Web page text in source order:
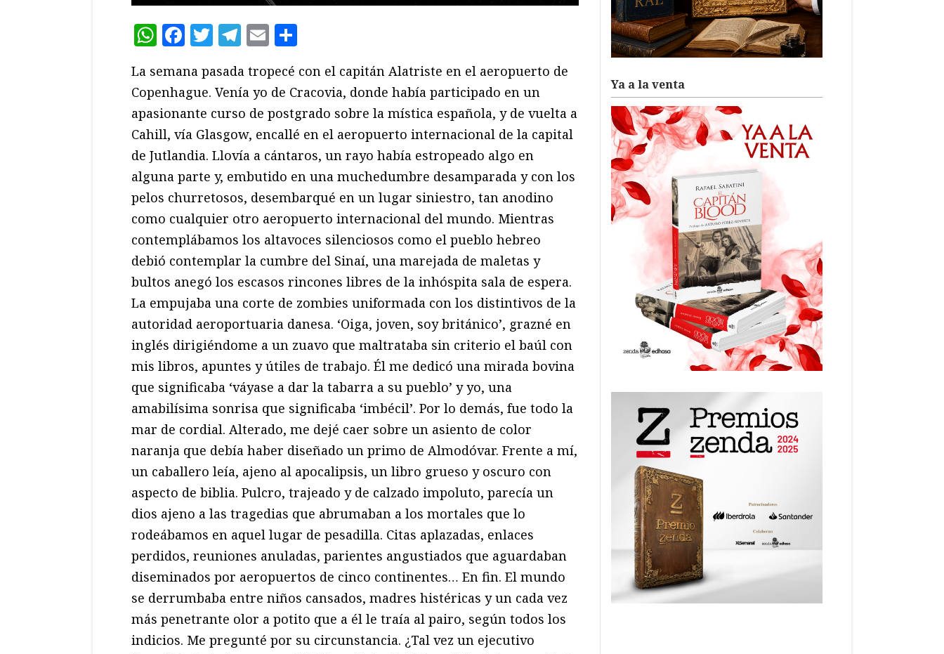
WhatsApp
Facebook
Twitter
Telegram
Email
La semana pasada tropecé con el capitán Alatriste en el aeropuerto de
Copenhague. Venía yo de Cracovia, donde había participado en un
apasionante curso de postgrado sobre la mística española, y de vuelta a
Cahill, vía Glasgow, encallé en el aeropuerto internacional de la capital
de Jutlandia. Llovía a cántaros, un rayo había estropeado algo en
alguna parte y, embutido en una muchedumbre desamparada y con los
pelos churretosos, desembarqué en un lugar siniestro, tan anodino
como cualquier otro aeropuerto internacional del mundo. Mientras
contemplábamos los altavoces silenciosos como el pueblo hebreo
debió contemplar la cumbre del Sinaí, una marejada de maletas y
bultos anegó los escasos rincones libres de la inhóspita sala de espera.
La empujaba una corte de zombies uniformada con los distintivos de la
autoridad aeroportuaria danesa. ‘Oiga, joven, soy británico’, grazné en
inglés dirigiéndome a un zuavo que maltrataba sin criterio el baúl con
mis libros, apuntes y útiles de trabajo. Él me dedicó una mirada bovina
que significaba ‘váyase a dar la tabarra a su pueblo’ y yo, una
amabilísima sonrisa que significaba ‘imbécil’. Por lo demás, fue todo la
mar de cordial. Alterado, me dejé caer sobre un asiento de color
naranja que debía haber diseñado un primo de Almodóvar. Frente a mí,
un caballero leía, ajeno al apocalipsis, un libro grueso y oscuro con
aspecto de biblia. Pulcro, trajeado y de calzado impoluto, parecía un
dios ajeno a las tragedias que abrumaban a los mortales que lo
rodeábamos en aquel lugar de pesadilla. Citas aplazadas, enlaces
perdidos, reuniones anuladas, parientes angustiados que aguardaban
diseminados por aeropuertos de cinco continentes… En fin. El mundo
se derrumbaba entre niños cansados, madres histéricas y un cada vez
más penetrante olor a potito que a él le traía al pairo, según todos los
indicios. Me pregunté por su circunstancia. ¿Tal vez un ejecutivo
Ya a la venta